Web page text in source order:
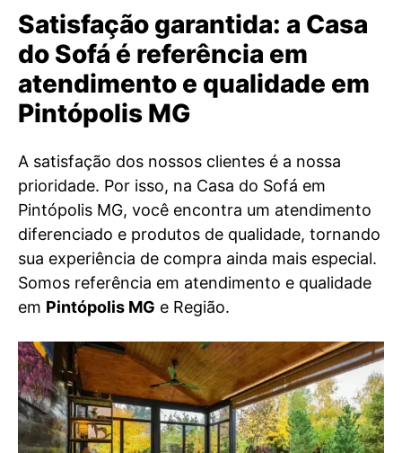
Satisfação garantida: a Casa
do Sofá é referência em
atendimento e qualidade em
Pintópolis MG
A satisfação dos nossos clientes é a nossa
prioridade. Por isso, na Casa do Sofá em
Pintópolis MG, você encontra um atendimento
diferenciado e produtos de qualidade, tornando
sua experiência de compra ainda mais especial.
Somos referência em atendimento e qualidade
em Pintópolis MG e Região.